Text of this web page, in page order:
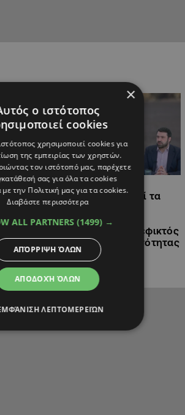
στο
03.12.2025 13:12
Ειδικός απαντά: Γιατί τα
παιδιά είναι
ανυπεράσπιστα στο
διαδίκτυο και πόσο εφικτός
είναι ο έλεγχος ταυτότητας
×
ο ιστότοπος
cookies
χρησιμοποιεί cookies για
της εμπειρίας των χρηστών.
τον ιστότοπό μας, παρέχετε
σας για όλα τα cookies
την Πολιτική μας για τα cookies.
Διαβάστε περισσότερα
ALL PARTNERS (1499) →
ΑΠΟΔΟΧΉ ΌΛΩΝ
ΑΠΌΡΡΙΨΗ ΌΛΩΝ
ΛΕΠΤΟΜΕΡΕΙΏΝ